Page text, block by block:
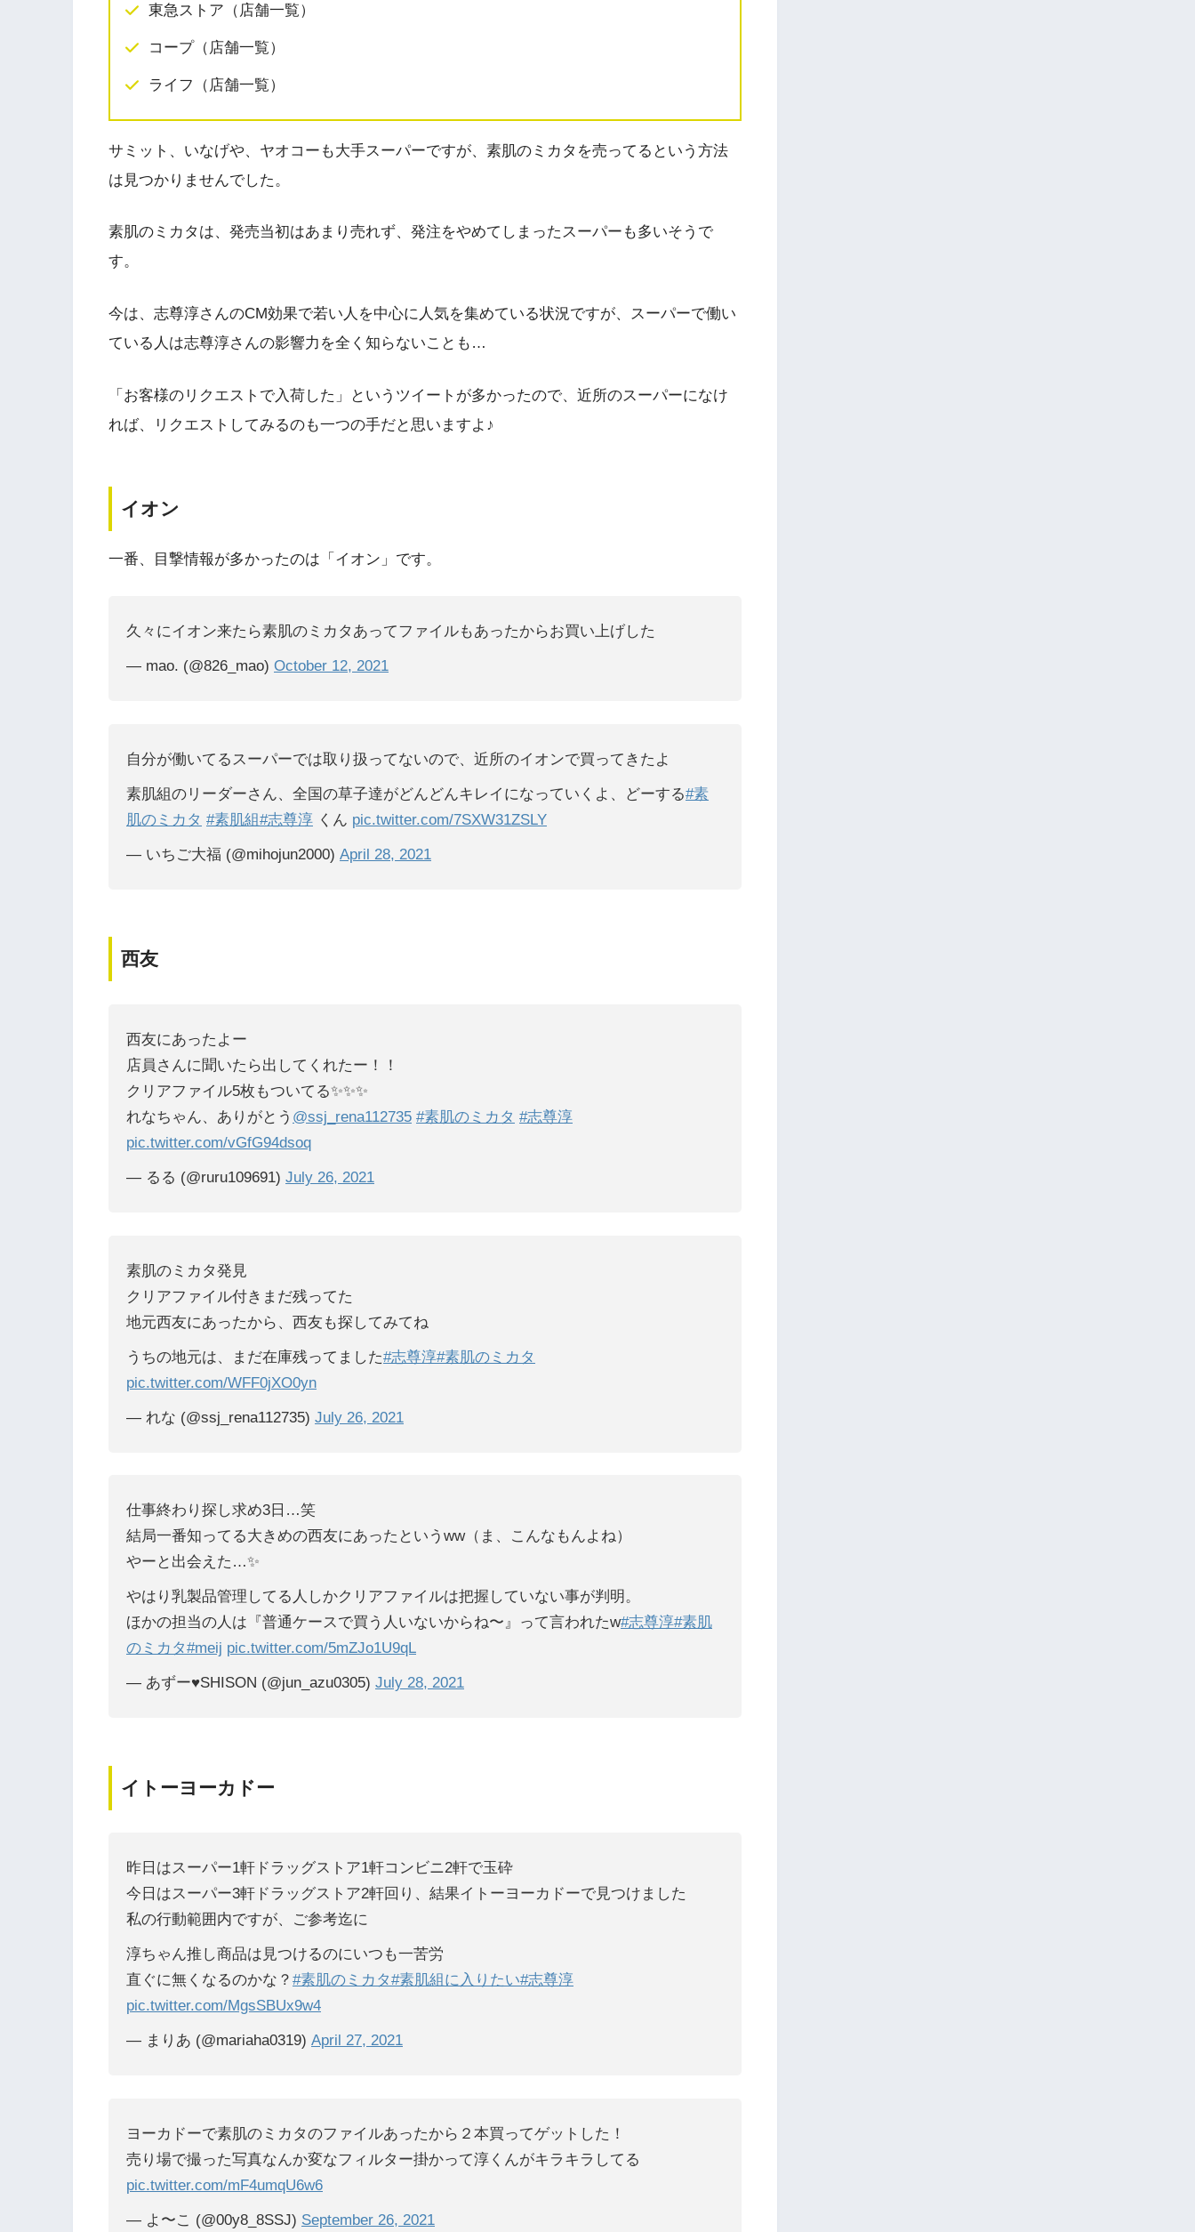
東急ストア（店舗一覧）
コープ（店舗一覧）
ライフ（店舗一覧）
サミット、いなげや、ヤオコーも大手スーパーですが、素肌のミカタを売ってるという方法
は見つかりませんでした。
素肌のミカタは、発売当初はあまり売れず、発注をやめてしまったスーパーも多いそうで
す。
今は、志尊淳さんのCM効果で若い人を中心に人気を集めている状況ですが、スーパーで働い
ている人は志尊淳さんの影響力を全く知らないことも…
「お客様のリクエストで入荷した」というツイートが多かったので、近所のスーパーになけ
れば、リクエストしてみるのも一つの手だと思いますよ♪
イオン
一番、目撃情報が多かったのは「イオン」です。
久々にイオン来たら素肌のミカタあってファイルもあったからお買い上げした
— mao. (@826_mao) October 12, 2021
自分が働いてるスーパーでは取り扱ってないので、近所のイオンで買ってきたよ
素肌組のリーダーさん、全国の草子達がどんどんキレイになっていくよ、どーする#素
肌のミカタ #素肌組#志尊淳 くん pic.twitter.com/7SXW31ZSLY
— いちご大福 (@mihojun2000) April 28, 2021
西友
西友にあったよー
店員さんに聞いたら出してくれたー！！
クリアファイル5枚もついてる✨✨✨
れなちゃん、ありがとう @ssj_rena112735 #素肌のミカタ #志尊淳
pic.twitter.com/vGfG94dsoq
— るる (@ruru109691) July 26, 2021
素肌のミカタ発見
クリアファイル付きまだ残ってた
地元西友にあったから、西友も探してみてね
うちの地元は、まだ在庫残ってました#志尊淳#素肌のミカタ
pic.twitter.com/WFF0jXO0yn
— れな (@ssj_rena112735) July 26, 2021
仕事終わり探し求め3日…笑
結局一番知ってる大きめの西友にあったというww（ま、こんなもんよね）
やーと出会えた…✨
やはり乳製品管理してる人しかクリアファイルは把握していない事が判明。
ほかの担当の人は『普通ケースで買う人いないからね〜』って言われたw#志尊淳#素肌
のミカタ#meij pic.twitter.com/5mZJo1U9qL
— あずー♥️SHISON (@jun_azu0305) July 28, 2021
イトーヨーカドー
昨日はスーパー1軒ドラッグストア1軒コンビニ2軒で玉砕
今日はスーパー3軒ドラッグストア2軒回り、結果イトーヨーカドーで見つけました
私の行動範囲内ですが、ご参考迄に
淳ちゃん推し商品は見つけるのにいつも一苦労
直ぐに無くなるのかな？ #素肌のミカタ#素肌組に入りたい#志尊淳
pic.twitter.com/MgsSBUx9w4
— まりあ (@mariaha0319) April 27, 2021
ヨーカドーで素肌のミカタのファイルあったから２本買ってゲットした！
売り場で撮った写真なんか変なフィルター掛かって淳くんがキラキラしてる
pic.twitter.com/mF4umqU6w6
— よ〜こ (@00y8_8SSJ) September 26, 2021